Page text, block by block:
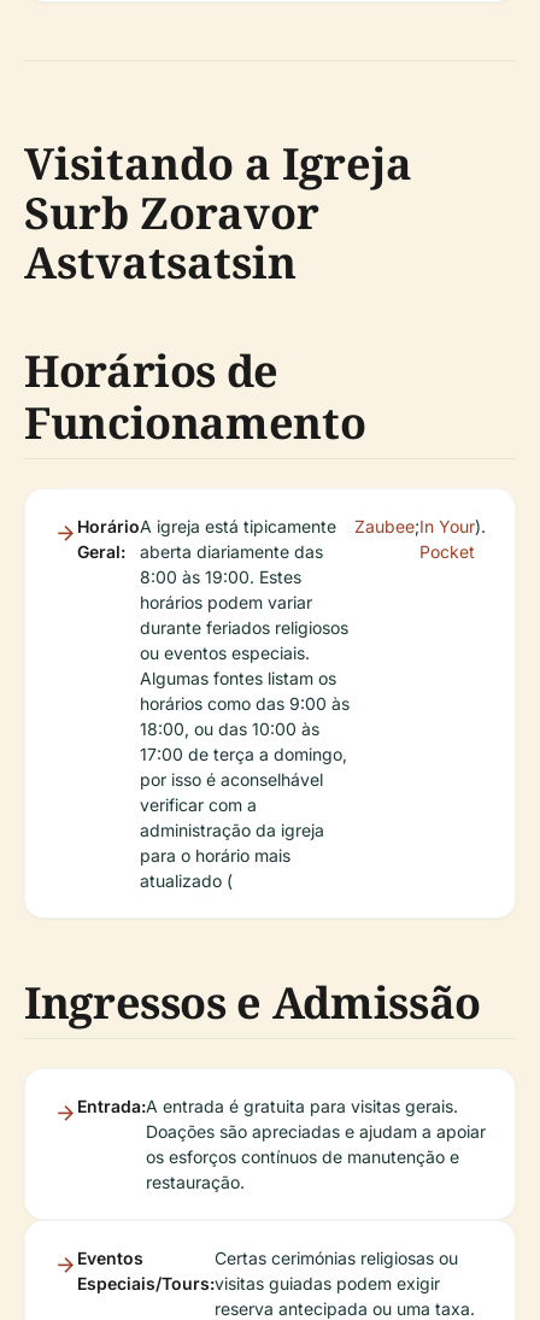
Visitando a Igreja
Surb Zoravor
Astvatsatsin
Horários de
Funcionamento
Horário
Geral:
A igreja está tipicamente
aberta diariamente das
8:00 às 19:00. Estes
horários podem variar
durante feriados religiosos
ou eventos especiais.
Algumas fontes listam os
horários como das 9:00 às
18:00, ou das 10:00 às
17:00 de terça a domingo,
por isso é aconselhável
verificar com a
administração da igreja
para o horário mais
atualizado (
Zaubee;In Your
Pocket
).
Ingressos e Admissão
Entrada:A entrada é gratuita para visitas gerais.
Doações são apreciadas e ajudam a apoiar
os esforços contínuos de manutenção e
restauração.
Eventos
Especiais/Tours:
Certas cerimónias religiosas ou
visitas guiadas podem exigir
reserva antecipada ou uma taxa.